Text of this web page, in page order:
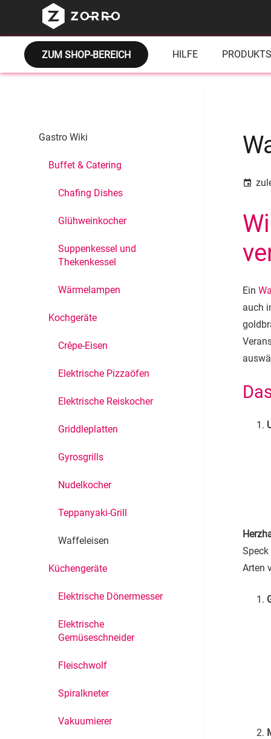
ZUM SHOP-BEREICH HILFE
Gastro Wiki
Buffet & Catering
Chafing Dishes
Glühweinkocher
Suppenkessel und
Thekenkessel
Wärmelampen
Kochgeräte
Crêpe-Eisen
Elektrische Pizzaöfen
Elektrische Reiskocher
Griddleplatten
Gyrosgrills
Nudelkocher
Teppanyaki-Grill
Waffeleisen
Küchengeräte
Elektrische Dönermesser
Elektrische
Gemüseschneider
Fleischwolf
Spiralkneter
Vakuumierer
event
Ein
auch
Arten